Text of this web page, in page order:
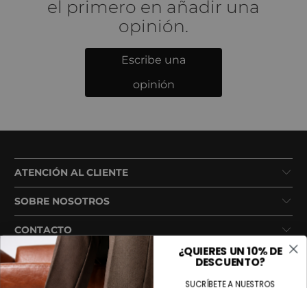
el primero en añadir una
opinión.
Escribe una
opinión
ATENCIÓN AL CLIENTE
SOBRE NOSOTROS
CONTACTO
¿QUIERES UN 10% DE
DESCUENTO?
SUCRÍBETE A NUESTROS